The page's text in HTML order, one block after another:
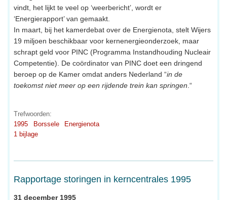
vindt, het lijkt te veel op ‘weerbericht’, wordt er
‘Energierapport’ van gemaakt.
In maart, bij het kamerdebat over de Energienota, stelt Wijers
19 miljoen beschikbaar voor kernenergieonderzoek, maar
schrapt geld voor PINC (Programma Instandhouding Nucleair
Competentie). De coördinator van PINC doet een dringend
beroep op de Kamer omdat anders Nederland “in de
toekomst niet meer op een rijdende trein kan springen.“
Trefwoorden:
1995
Borssele
Energienota
1 bijlage
Rapportage storingen in kerncentrales 1995
31 december 1995